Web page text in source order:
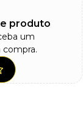
produto
um
compra.